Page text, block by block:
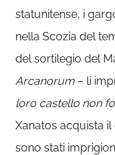
statunitense, i
nella Scozia del
del sortilegio del
Arcanorum – li
loro castello non
Xanatos acquista
sono stati